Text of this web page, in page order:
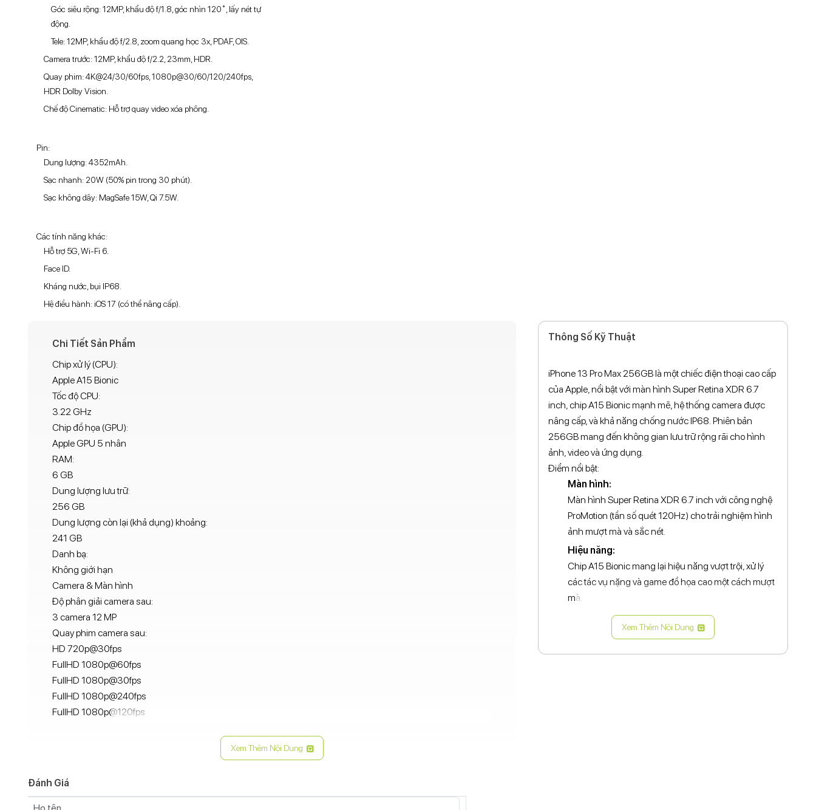
Góc siêu rộng: 12MP, khẩu độ f/1.8, góc nhìn 120˚, lấy nét tự
động.
Tele: 12MP, khẩu độ f/2.8, zoom quang học 3x, PDAF, OIS.
Camera trước: 12MP, khẩu độ f/2.2, 23mm, HDR.
Quay phim: 4K@24/30/60fps, 1080p@30/60/120/240fps,
HDR Dolby Vision.
Chế độ Cinematic: Hỗ trợ quay video xóa phông.
Pin:
Dung lượng: 4352mAh.
Sạc nhanh: 20W (50% pin trong 30 phút).
Sạc không dây: MagSafe 15W, Qi 7.5W.
Các tính năng khác:
Hỗ trợ 5G, Wi-Fi 6.
Face ID.
Kháng nước, bụi IP68.
Hệ điều hành: iOS 17 (có thể nâng cấp).
Chi Tiết Sản Phẩm
Chip xử lý (CPU):
Apple A15 Bionic
Tốc độ CPU:
3.22 GHz
Chip đồ họa (GPU):
Apple GPU 5 nhân
RAM:
6 GB
Dung lượng lưu trữ:
256 GB
Dung lượng còn lại (khả dụng) khoảng:
241 GB
Danh bạ:
Không giới hạn
Camera & Màn hình
Độ phân giải camera sau:
3 camera 12 MP
Quay phim camera sau:
HD 720p@30fps
FullHD 1080p@60fps
FullHD 1080p@30fps
FullHD 1080p@240fps
FullHD 1080p@120fps
Tính năng camera sau:
Xem Thêm Nội Dung
Đánh Giá
Thông Số Kỹ Thuật
iPhone 13 Pro Max 256GB là một chiếc điện thoại cao cấp
của Apple, nổi bật với màn hình Super Retina XDR 6.7
inch, chip A15 Bionic mạnh mẽ, hệ thống camera được
nâng cấp, và khả năng chống nước IP68. Phiên bản
256GB mang đến không gian lưu trữ rộng rãi cho hình
ảnh, video và ứng dụng.
Điểm nổi bật:
Màn hình:
Màn hình Super Retina XDR 6.7 inch với công nghệ
ProMotion (tần số quét 120Hz) cho trải nghiệm hình
ảnh mượt mà và sắc nét.
Hiệu năng:
Chip A15 Bionic mang lại hiệu năng vượt trội, xử lý
các tác vụ nặng và game đồ họa cao một cách mượt
mà.
Hệ thống 3 camera sau 12MP được nâng cấp với
Xem Thêm Nội Dung